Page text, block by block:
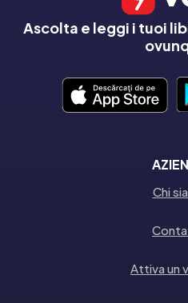
Ascolta e leggi i tuoi
Chi
Attiva un